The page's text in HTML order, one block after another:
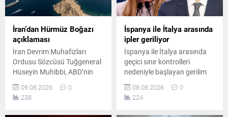
İran’dan Hürmüz Boğazı
açıklaması
İran Devrim Muhafızları
Ordusu Sözcüsü Tuğgeneral
Hüseyin Muhibbi, ABD’nin
Tahran’ın taleplerini kabul
etmesine kadar Hürmüz
Boğazı üzerindeki kontrolün
09.08.2026
0
238
İspanya ile İtalya arasında
ipler geriliyor
İspanya ile İtalya arasında
geçici sınır kontrolleri
nedeniyle başlayan gerilim
büyüdü. İspanya, İtalya’nın
kontrolleri kaldırmaması
üzerine karşılık verme kararı
08.08.2026
0
224